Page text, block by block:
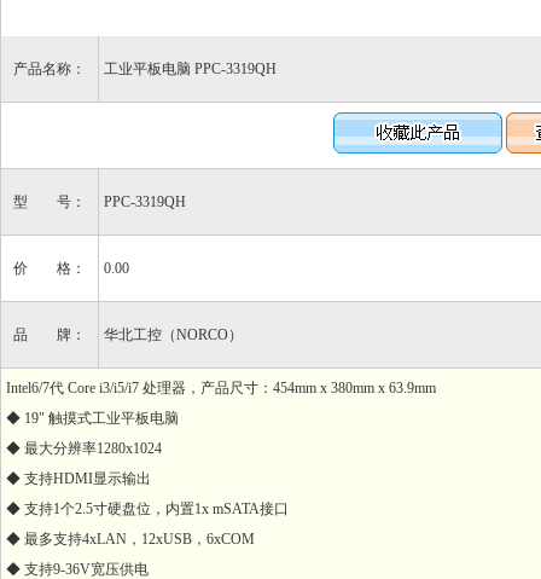
产品名称： 工业平板电脑 PPC-3319QH
型 号： PPC-3319QH
价 格： 0.00
品 牌： 华北工控（NORCO）
Intel6/7代 Core i3/i5/i7 处理器，产品尺寸：454mm x 380mm x 63.9mm
◆ 19" 触摸式工业平板电脑
◆ 最大分辨率1280x1024
◆ 支持HDMI显示输出
◆ 支持1个2.5寸硬盘位，内置1x mSATA接口
◆ 最多支持4xLAN，12xUSB，6xCOM
◆ 支持9-36V宽压供电